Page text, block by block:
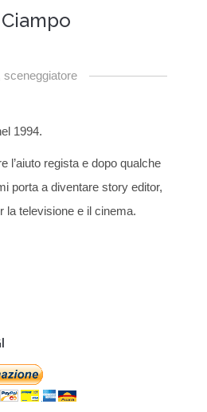
sceneggiatore
1994.
l’aiuto regista e dopo qualche
porta a diventare story editor,
la televisione e il cinema.